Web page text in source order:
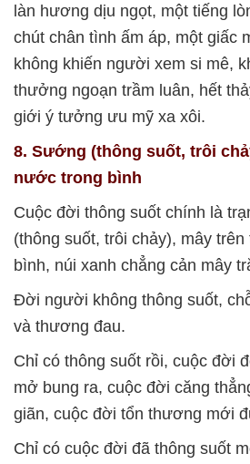
làn hương dịu ngọt, một tiếng
chút chân tình ấm áp, một giấc
không khiến người xem si mê,
thưởng ngoạn trầm luân, hết
giới ý tưởng ưu mỹ xa xôi.
8. Sướng (thông suốt, trôi
nước trong bình
Cuộc đời thông suốt chính là
(thông suốt, trôi chảy), mây
bình, núi xanh chẳng cản mây
Đời người không thông suốt,
và thương đau.
Chỉ có thông suốt rồi, cuộc đời
mở bung ra, cuộc đời căng
giãn, cuộc đời tổn thương mới
Chỉ có cuộc đời đã thông suốt